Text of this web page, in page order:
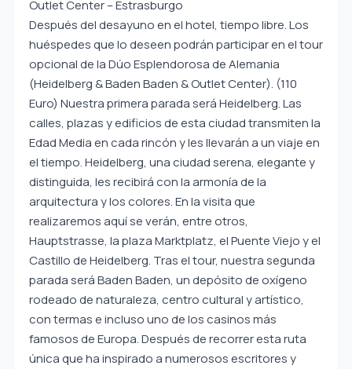
Outlet Center – Estrasburgo
Después del desayuno en el hotel, tiempo libre. Los
huéspedes que lo deseen podrán participar en el tour
opcional de la Dúo Esplendorosa de Alemania
(Heidelberg & Baden Baden & Outlet Center). (110
Euro) Nuestra primera parada será Heidelberg. Las
calles, plazas y edificios de esta ciudad transmiten la
Edad Media en cada rincón y les llevarán a un viaje en
el tiempo. Heidelberg, una ciudad serena, elegante y
distinguida, les recibirá con la armonía de la
arquitectura y los colores. En la visita que
realizaremos aquí se verán, entre otros,
Hauptstrasse, la plaza Marktplatz, el Puente Viejo y el
Castillo de Heidelberg. Tras el tour, nuestra segunda
parada será Baden Baden, un depósito de oxígeno
rodeado de naturaleza, centro cultural y artístico,
con termas e incluso uno de los casinos más
famosos de Europa. Después de recorrer esta ruta
única que ha inspirado a numerosos escritores y